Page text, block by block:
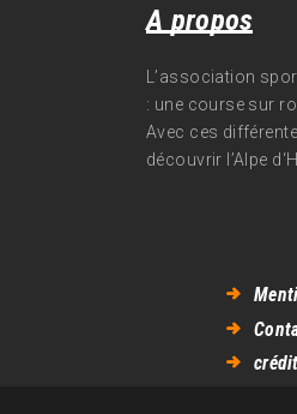
A propos
L’association
: une course sur
Avec ces
découvrir l’Alpe